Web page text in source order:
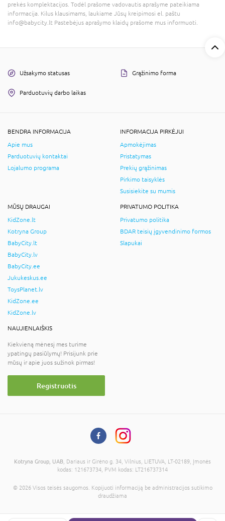
prekės komplektacijos. Todėl prašome vadovautis aprašyme pateikiama
informacija. Kilus klausimams, laukiame Jūsų kreipimosi el. paštu
info@babycity.lt Pastebėjus aprašymo klaidų prašome mus informuoti.
Užsakymo statusas Grąžinimo forma
Parduotuvių darbo laikas
BENDRA INFORMACIJA
Apie mus
Parduotuvių kontaktai
Lojalumo programa
INFORMACIJA PIRKĖJUI
Apmokėjimas
Pristatymas
Prekių grąžinimas
Pirkimo taisyklės
Susisiekite su mumis
MŪSŲ DRAUGAI
KidZone.lt
Kotryna Group
BabyCity.lt
BabyCity.lv
BabyCity.ee
Jukukeskus.ee
ToysPlanet.lv
KidZone.ee
KidZone.lv
PRIVATUMO POLITIKA
Privatumo politika
BDAR teisių įgyvendinimo formos
Slapukai
NAUJIENLAIŠKIS
Kiekvieną mėnesį mes turime
ypatingų pasiūlymų! Prisijunk prie
mūsų ir apie juos sužinok pirmas!
Registruotis
Kotryna Group, UAB , Dariaus ir Girėno g. 34, Vilnius, LIETUVA, LT-02189, Įmonės
kodas: 121673734, PVM kodas: LT216737314
© 2026 Visos teisės saugomos. Kopijuoti informaciją be administracijos sutikimo
draudžiama